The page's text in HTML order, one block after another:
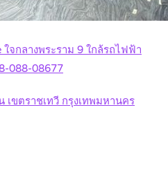
จกลางพระราม 9 ใกล้รถไฟฟ้า
088-08677
ขตราชเทวี กรุงเทพมหานคร